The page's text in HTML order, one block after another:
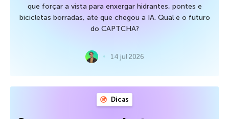
que forçar a vista para enxergar hidrantes, pontes e
bicicletas borradas, até que chegou a IA. Qual é o futuro
do CAPTCHA?
14 jul 2026
Dicas